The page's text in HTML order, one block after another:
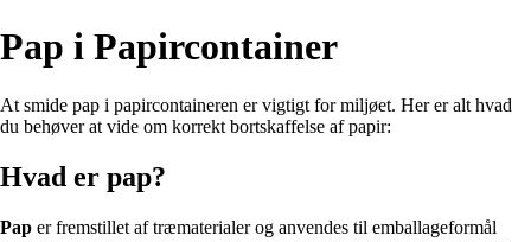
Pap i Papircontainer
At smide pap i papircontaineren er vigtigt for miljøet. Her er alt hvad
du behøver at vide om korrekt bortskaffelse af papir:
Hvad er pap?
Pap er fremstillet af træmaterialer og anvendes til emballageformål